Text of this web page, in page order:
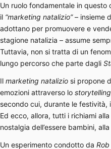
Un ruolo fondamentale in questo
il “marketing natalizio”– insieme
adottano per promuovere e
stagione natalizia – assume
Tuttavia, non si tratta di un
lungo percorso che parte dagli
Il marketing natalizio si propone
emozioni attraverso lo storytelling
secondo cui, durante le festività,
Ed ecco, allora, tutti i richiami
nostalgia dell’essere bambini,
Un esperimento condotto da